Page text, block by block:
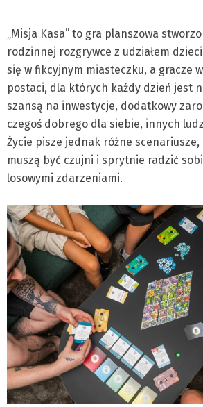
„Misja Kasa” to gra planszowa
rodzinnej rozgrywce z udziałem
się w fikcyjnym miasteczku, a gracze
postaci, dla których każdy dzień jest
szansą na inwestycje, dodatkowy
czegoś dobrego dla siebie, innych
Życie pisze jednak różne
muszą być czujni i sprytnie radzić
losowymi zdarzeniami.